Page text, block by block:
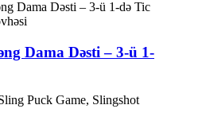
Dama Dəsti – 3-ü 1-